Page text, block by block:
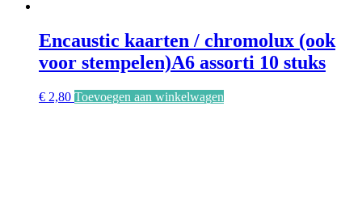
Encaustic kaarten / chromolux (ook
voor stempelen)A6 assorti 10 stuks
€ 2,80 Toevoegen aan winkelwagen